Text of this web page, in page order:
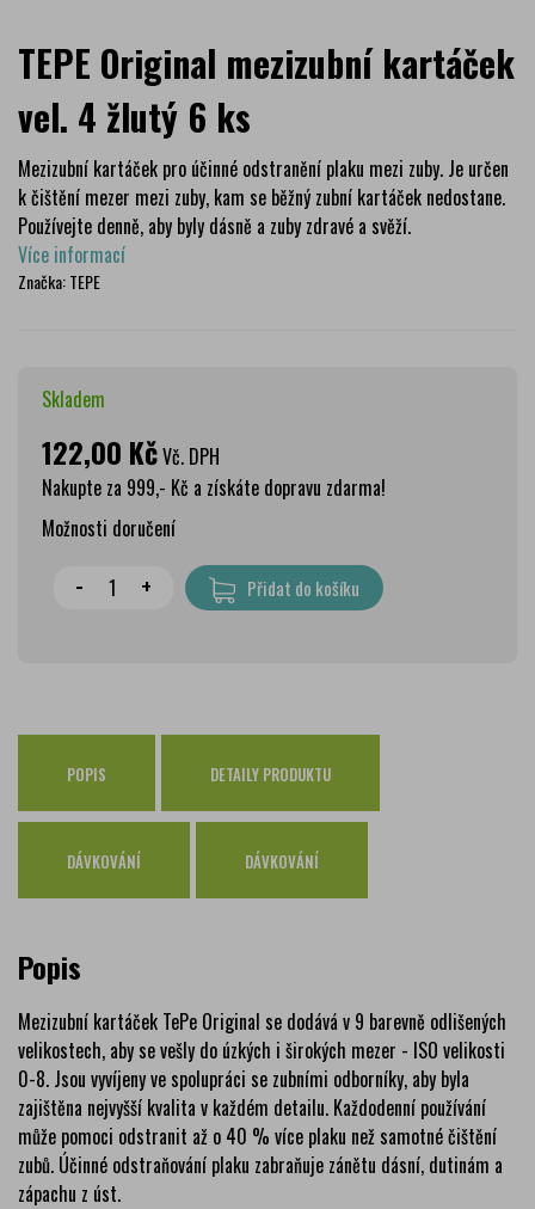
TEPE Original mezizubní kartáček
vel. 4 žlutý 6 ks
Mezizubní kartáček pro účinné odstranění plaku mezi zuby. Je určen
k čištění mezer mezi zuby, kam se běžný zubní kartáček nedostane.
Používejte denně, aby byly dásně a zuby zdravé a svěží.
Více informací
Značka:TEPE
Skladem
122,00 KčVč. DPH
Nakupte za 999,- Kč a získáte dopravu zdarma!
Možnosti doručení
Wolt doprava
zdarma
79 Kč
Osobní odběr Pražákova
zdarma
Osobní odběr Kounicova
Česká pošta
zdarma
PPL
GLS
zdarma
- + Přidat do košíku
POPIS DETAILY PRODUKTU
DÁVKOVÁNÍ DÁVKOVÁNÍ
Popis
Mezizubní kartáček TePe Original se dodává v 9 barevně odlišených
velikostech, aby se vešly do úzkých i širokých mezer - ISO velikosti
0-8. Jsou vyvíjeny ve spolupráci se zubními odborníky, aby byla
zajištěna nejvyšší kvalita v každém detailu. Každodenní používání
může pomoci odstranit až o 40 % více plaku než samotné čištění
zubů. Účinné odstraňování plaku zabraňuje zánětu dásní, dutinám a
zápachu z úst.